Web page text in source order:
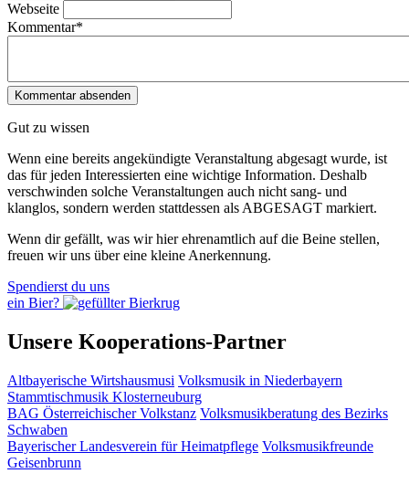
Webseite
Kommentar*
Gut zu wissen
Wenn eine bereits ange­kündigte Veranstaltung abgesagt wurde, ist
das für jeden Interessierten eine wichtige Information. Deshalb
verschwinden solche Veran­staltungen auch nicht sang- und
klanglos, sondern werden statt­dessen alsABGESAGT markiert.
Wenn dir gefällt, was wir hier ehrenamtlich auf die Beine stellen,
freuen wir uns über eine kleine Anerkennung.
Spendierst du uns
ein Bier?
Unsere Kooperations-Partner
Altbayerische Wirtshausmusi Volksmusik in Niederbayern
Stammtischmusik Klosterneuburg
BAG Österreichischer Volkstanz Volksmusikberatung des Bezirks
Schwaben
Bayerischer Landesverein für Heimatpflege Volksmusikfreunde
Geisenbrunn